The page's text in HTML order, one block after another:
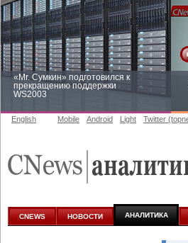
«Mr. Сумкин» подготовился к
прекращению поддержки
WS2003
аналитике
English Mobile Android Light Twitter
CNEWS НОВОСТИ АНАЛИТИКА